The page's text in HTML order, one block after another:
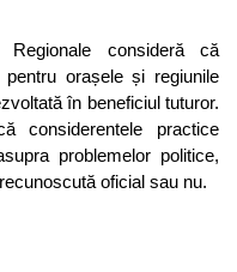
Regionale consideră că
orașele și regiunile
în beneficiul tuturor.
considerentele practice
problemelor politice,
oficial sau nu.